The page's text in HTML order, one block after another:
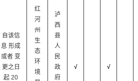
自该信
息 形成
或者 变
更之日
起 20
红
河
州
生
态
环
境
泸
西
县
人
民
政
府
√ √